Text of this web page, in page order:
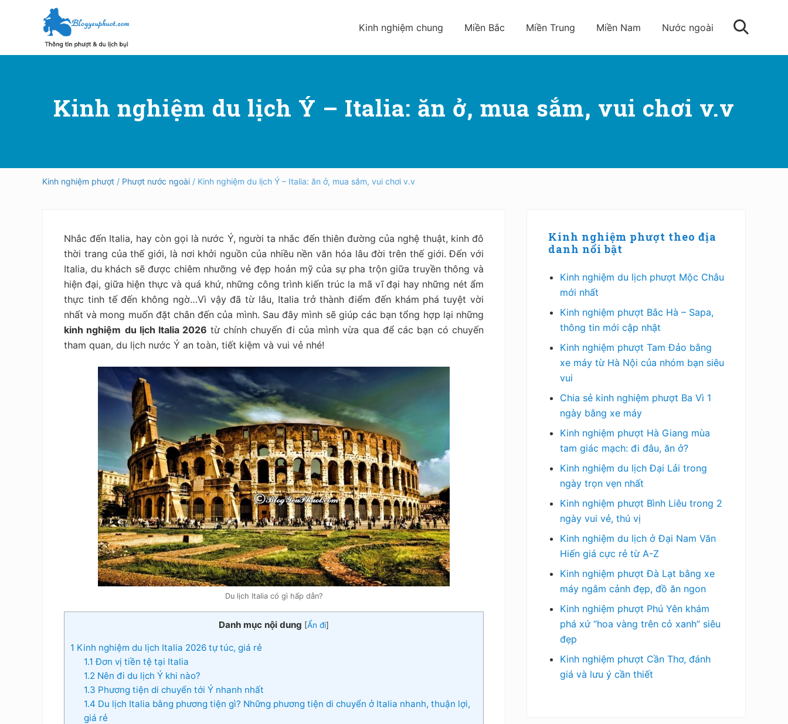
header
content
sidebarHướng
ngoài
nước
nghiệm,
Kinh nghiệm chung Miền Bắc Miền Trung Miền Nam Nước ngoài
Tìm
Kinh nghiệm du lịch Ý – Italia: ăn ở, mua sắm, vui chơi v.v
Kinh nghiệm phượt / Phượt nước ngoài / Kinh nghiệm du lịch Ý – Italia: ăn ở, mua sắm, vui chơi v.v
Nhắc đến Italia, hay còn gọi là nước Ý, người ta nhắc đến thiên đường của nghệ thuật, kinh đô
thời trang của thế giới, là nơi khởi nguồn của nhiều nền văn hóa lâu đời trên thế giới. Đến với
Italia, du khách sẽ được chiêm nhưỡng vẻ đẹp hoản mỹ của sự pha trộn giữa truyền thông và
hiện đại, giữa hiện thực và quá khứ, những công trình kiến trúc la mã vĩ đại hay những nét ẩm
thực tinh tế đến không ngờ…Vì vậy đã từ lâu, Italia trở thành điểm đến khám phá tuyệt vời
nhất và mong muốn đặt chân đến của mình. Sau đây mình sẽ giúp các bạn tổng hợp lại những
kinh nghiệm du lịch Italia 2026 từ chính chuyến đi của mình vừa qua để các bạn có chuyến
tham quan, du lịch nước Ý an toàn, tiết kiệm và vui vẻ nhé!
Du lịch Italia có gì hấp dẫn?
Danh mục nội dung [Ẩn đi]
1 Kinh nghiệm du lịch Italia 2026 tự túc, giá rẻ
1.1 Đơn vị tiền tệ tại Italia
1.2 Nên đi du lịch Ý khi nào?
1.3 Phương tiện di chuyển tới Ý nhanh nhất
1.4 Du lịch Italia bằng phương tiện gì? Những phương tiện di chuyển ở Italia nhanh, thuận lợi,
giá rẻ
chính
Kinh nghiệm phượt theo địa
danh nổi bật
Kinh nghiệm du lịch phượt Mộc Châu
mới nhất
Kinh nghiệm phượt Bắc Hà – Sapa,
thông tin mới cập nhật
Kinh nghiệm phượt Tam Đảo bằng
xe máy từ Hà Nội của nhóm bạn siêu
vui
Chia sẻ kinh nghiệm phượt Ba Vì 1
ngày bằng xe máy
Kinh nghiệm phượt Hà Giang mùa
tam giác mạch: đi đâu, ăn ở?
Kinh nghiệm du lịch Đại Lải trong
ngày trọn vẹn nhất
Kinh nghiệm phượt Bình Liêu trong 2
ngày vui vẻ, thú vị
Kinh nghiệm du lịch ở Đại Nam Văn
Hiến giá cực rẻ từ A-Z
Kinh nghiệm phượt Đà Lạt bằng xe
máy ngắm cảnh đẹp, đồ ăn ngon
Kinh nghiệm phượt Phú Yên khám
phá xứ “hoa vàng trên cỏ xanh” siêu
đẹp
Kinh nghiệm phượt Cần Thơ, đánh
giá và lưu ý cần thiết